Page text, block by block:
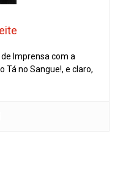
Imprensa com a
Tá no Sangue!, e claro,